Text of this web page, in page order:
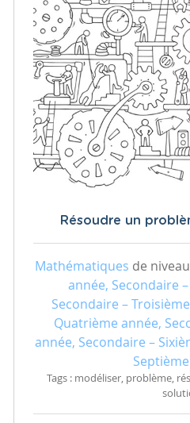
Résoudre un
Mathématiques de niveau
année, Secondaire
Secondaire –
Quatrième année,
année, Secondaire –
Tags : modéliser, problème,